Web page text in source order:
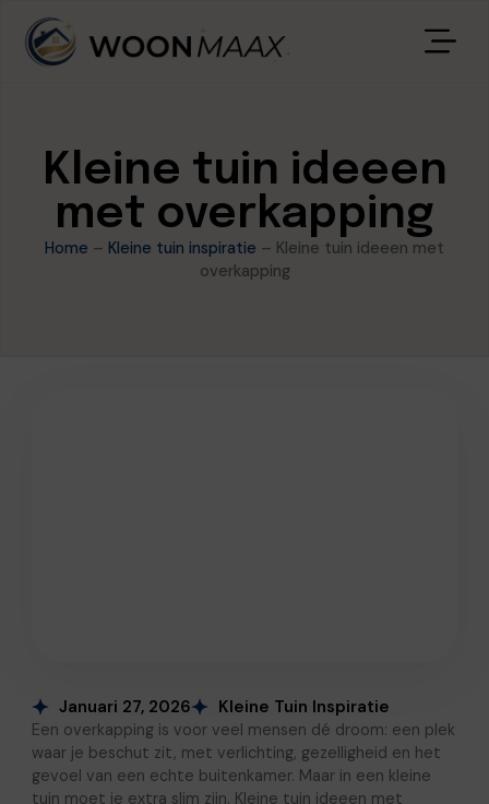
Kleine tuin ideeen
met overkapping
Home – Kleine tuin inspiratie – Kleine tuin ideeen met
overkapping
Januari 27, 2026 Kleine Tuin Inspiratie
Een overkapping is voor veel mensen dé droom: een plek
waar je beschut zit, met verlichting, gezelligheid en het
gevoel van een echte buitenkamer. Maar in een kleine
tuin moet je extra slim zijn. Kleine tuin ideeen met